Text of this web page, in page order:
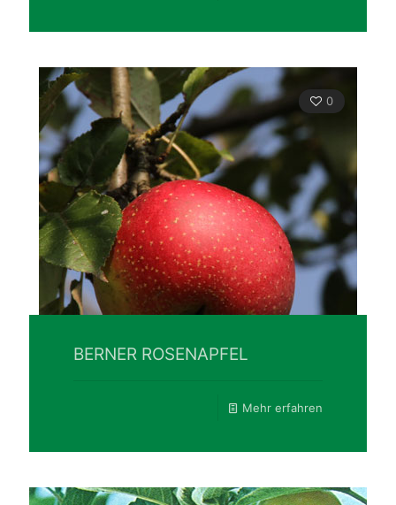
0
BERNER ROSENAPFEL
Mehr erfahren